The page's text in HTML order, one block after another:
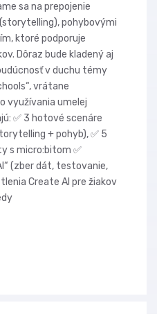
sa na prepojenie
pohybovými
ktoré podporuje
Dôraz bude kladený aj
v duchu témy
vrátane
využívania umelej
✅ 3 hotové scenáre
+ pohyb), ✅ 5
s micro:bitom ✅
(zber dát, testovanie,
Create AI pre žiakov